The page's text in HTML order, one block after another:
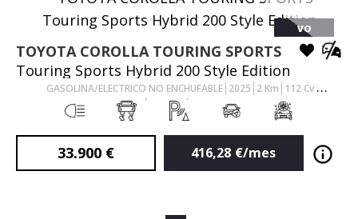
VO
TOYOTA COROLLA TOURING SPORTS
Touring Sports Hybrid 200 Style Edition
GASOLINA/ELECTRICO NO ENCHUFABLE 2025 2 Km 112 Cv
AUTOMÁTICO
33.900 € 416,28 €/mes